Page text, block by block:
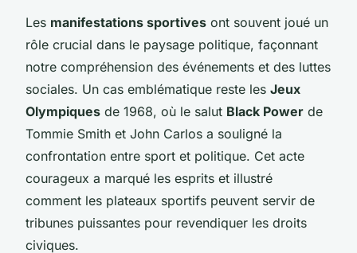
Les manifestations sportives ont souvent joué un
rôle crucial dans le paysage politique, façonnant
notre compréhension des événements et des luttes
sociales. Un cas emblématique reste les Jeux
Olympiques de 1968, où le salut Black Power de
Tommie Smith et John Carlos a souligné la
confrontation entre sport et politique. Cet acte
courageux a marqué les esprits et illustré
comment les plateaux sportifs peuvent servir de
tribunes puissantes pour revendiquer les droits
civiques.